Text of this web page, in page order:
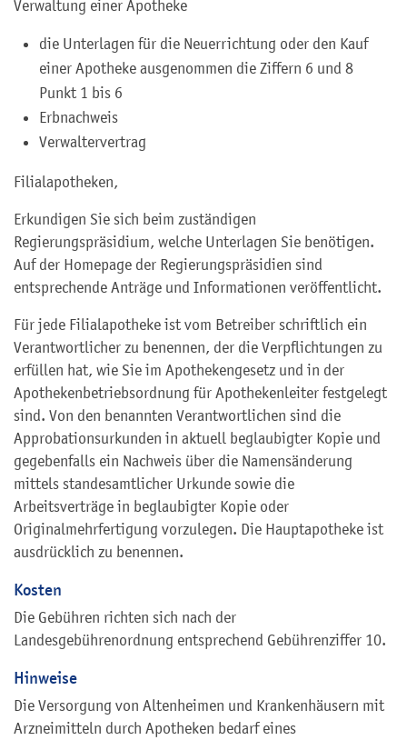
Verwaltung einer Apotheke
die Unterlagen für die Neuerrichtung oder den Kauf
einer Apotheke ausgenommen die Ziffern 6 und 8
Punkt 1 bis 6
Erbnachweis
Verwaltervertrag
Filialapotheken,
Erkundigen Sie sich beim zuständigen
Regierungspräsidium, welche Unterlagen Sie benötigen.
Auf der Homepage der Regierungspräsidien sind
entsprechende Anträge und Informationen veröffentlicht.
Für jede Filialapotheke ist vom Betreiber schriftlich ein
Verantwortlicher zu benennen, der die Verpflichtungen zu
erfüllen hat, wie Sie im Apothekengesetz und in der
Apothekenbetriebsordnung für Apothekenleiter festgelegt
sind. Von den benannten Verantwortlichen sind die
Approbationsurkunden in aktuell beglaubigter Kopie und
gegebenfalls ein Nachweis über die Namensänderung
mittels standesamtlicher Urkunde sowie die
Arbeitsverträge in beglaubigter Kopie oder
Originalmehrfertigung vorzulegen. Die Hauptapotheke ist
ausdrücklich zu benennen.
Kosten
Die Gebühren richten sich nach der
Landesgebührenordnung entsprechend Gebührenziffer 10.
Hinweise
Die Versorgung von Altenheimen und Krankenhäusern mit
Arzneimitteln durch Apotheken bedarf eines